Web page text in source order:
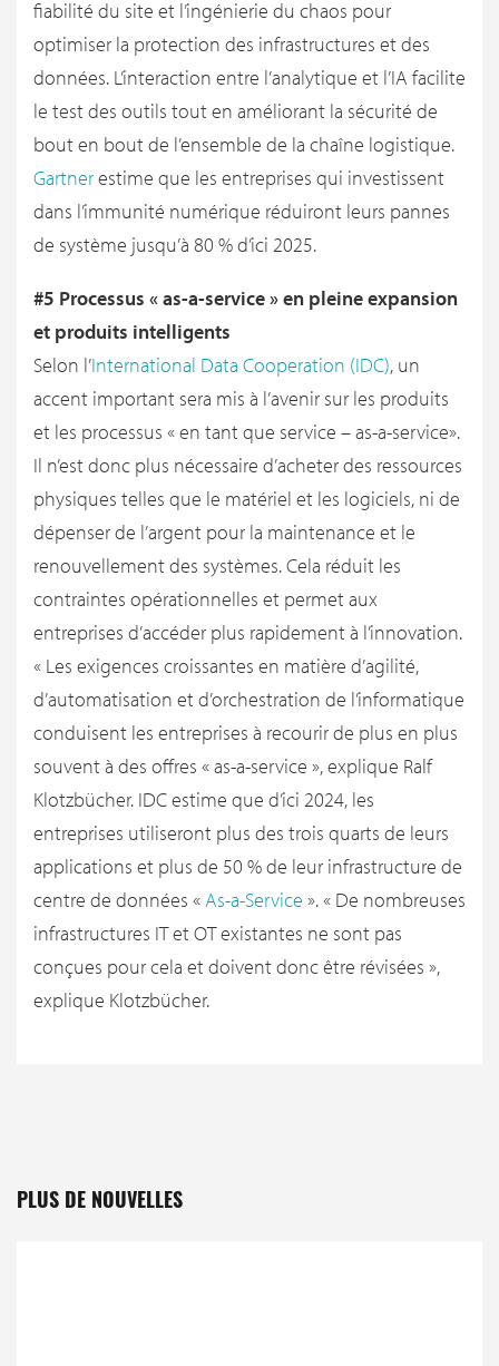
fiabilité du site et l’ingénierie du chaos pour
optimiser la protection des infrastructures et des
données. L’interaction entre l’analytique et l’IA facilite
le test des outils tout en améliorant la sécurité de
bout en bout de l’ensemble de la chaîne logistique.
Gartnerestime que les entreprises qui investissent
dans l’immunité numérique réduiront leurs pannes
de système jusqu’à 80 % d’ici 2025.
#5 Processus « as-a-service » en pleine expansion
et produits intelligents
Selon l’International Data Cooperation (IDC), un
accent important sera mis à l’avenir sur les produits
et les processus « en tant que service – as-a-service».
Il n’est donc plus nécessaire d’acheter des ressources
physiques telles que le matériel et les logiciels, ni de
dépenser de l’argent pour la maintenance et le
renouvellement des systèmes. Cela réduit les
contraintes opérationnelles et permet aux
entreprises d’accéder plus rapidement à l’innovation.
« Les exigences croissantes en matière d’agilité,
d’automatisation et d’orchestration de l’informatique
conduisent les entreprises à recourir de plus en plus
souvent à des offres « as-a-service », explique Ralf
Klotzbücher. IDC estime que d’ici 2024, les
entreprises utiliseront plus des trois quarts de leurs
applications et plus de 50 % de leur infrastructure de
centre de données «As-a-Service ». « De nombreuses
infrastructures IT et OT existantes ne sont pas
conçues pour cela et doivent donc être révisées »,
explique Klotzbücher.
PLUS DE NOUVELLES